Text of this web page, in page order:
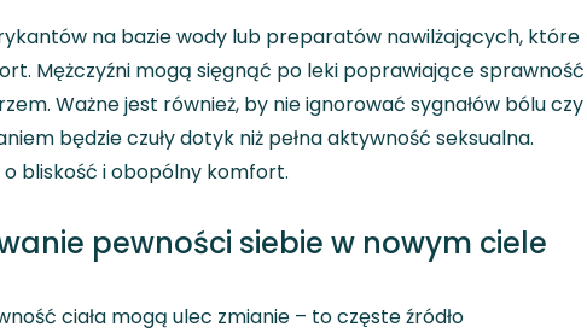
na bazie wody lub preparatów nawilżających, które
Mężczyźni mogą sięgnąć po leki poprawiające sprawność
Ważne jest również, by nie ignorować sygnałów bólu czy
będzie czuły dotyk niż pełna aktywność seksualna.
bliskość i obopólny komfort.
pewności siebie w nowym ciele
ciała mogą ulec zmianie – to częste źródło